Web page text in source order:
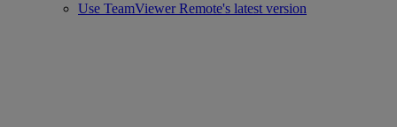
Use TeamViewer Remote's latest version